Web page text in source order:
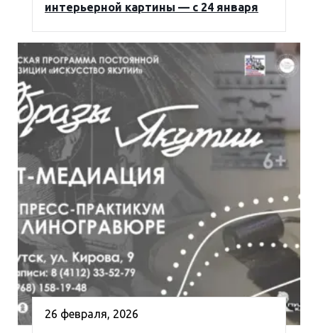
интерьерной картины — с 24 января
26 февраля, 2026